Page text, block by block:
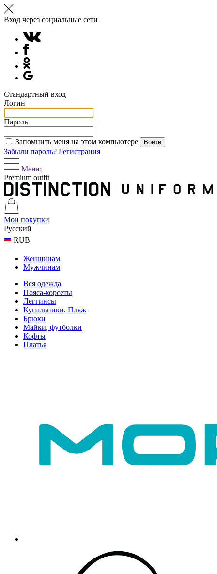
Вход через социальные сети
Стандартный вход
Логин
Пароль
Запомнить меня на этом компьютере
Забыли пароль? Регистрация
Меню
Premium outfit
Мои покупки
Русский
RUB
Женщинам
Мужчинам
Вся одежда
Пояса-корсеты
Леггинсы
Купальники, Пляж
Брюки
Майки, футболки
Кофты
Платья